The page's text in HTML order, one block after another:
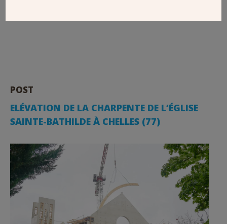
POST
ELÉVATION DE LA CHARPENTE DE L’ÉGLISE
SAINTE-BATHILDE À CHELLES (77)